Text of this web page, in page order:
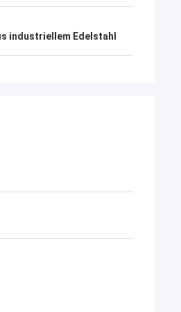
industriellem Edelstahl